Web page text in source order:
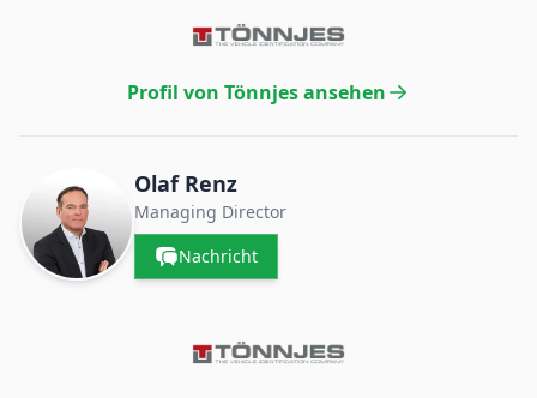
Profil von Tönnjes ansehen
Olaf Renz
Managing Director
Nachricht